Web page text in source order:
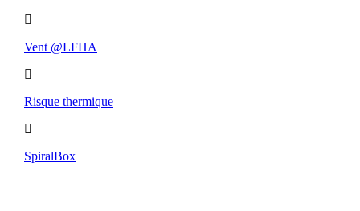
Vent @LFHA
Risque thermique
SpiralBox